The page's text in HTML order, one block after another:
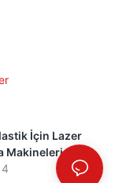
İçin Lazer
Makineleri
Gereken